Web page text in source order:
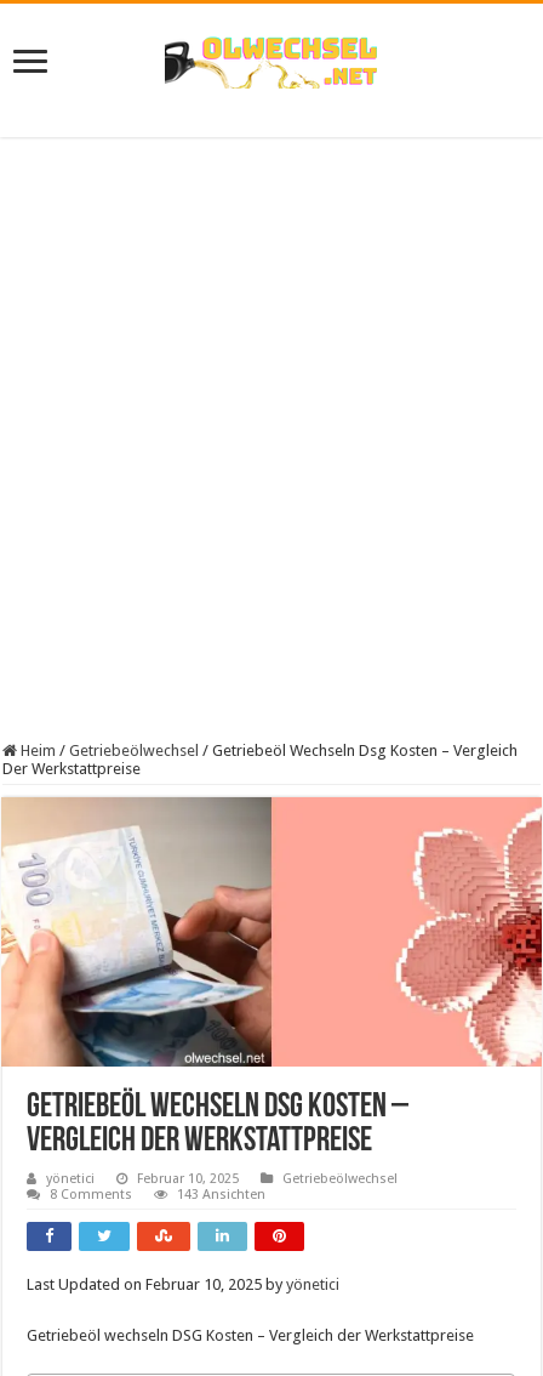
Heim / Getriebeölwechsel / Getriebeöl Wechseln Dsg Kosten – Vergleich
Der Werkstattpreise
Getriebeöl Wechseln Dsg Kosten –
Vergleich Der Werkstattpreise
yönetici Februar 10, 2025
Getriebeölwechsel
8 Comments
143 Ansichten
Last Updated on Februar 10, 2025 byyönetici
Getriebeöl wechseln DSG Kosten – Vergleich der Werkstattpreise